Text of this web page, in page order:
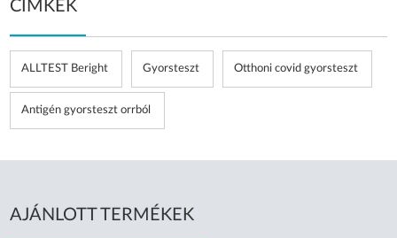
CÍMKÉK
ALLTEST Beright Gyorsteszt Otthoni covid gyorsteszt
Antigén gyorsteszt orrból
AJÁNLOTT TERMÉKEK